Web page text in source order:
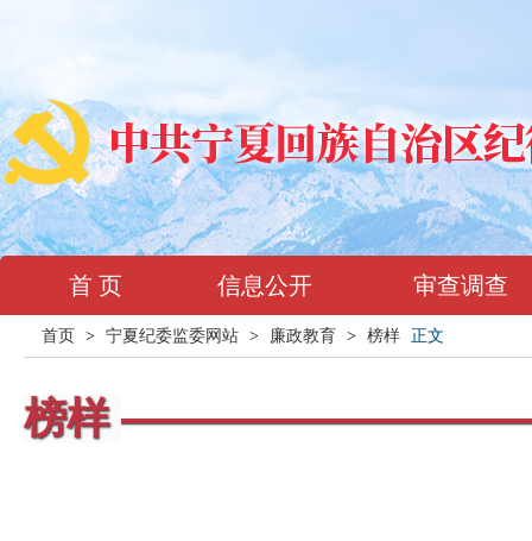
首 页 信息公开 审查调查
首页 > 宁夏纪委监委网站 > 廉政教育 > 榜样 正文
榜样